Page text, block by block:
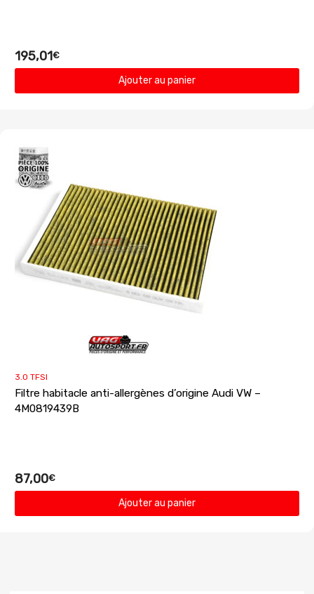
195,01€
Ajouter au panier
3.0 TFSI
Filtre habitacle anti-allergènes d’origine Audi VW –
4M0819439B
87,00€
Ajouter au panier